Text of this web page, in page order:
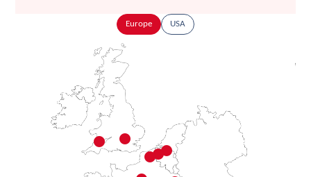
Europe USA